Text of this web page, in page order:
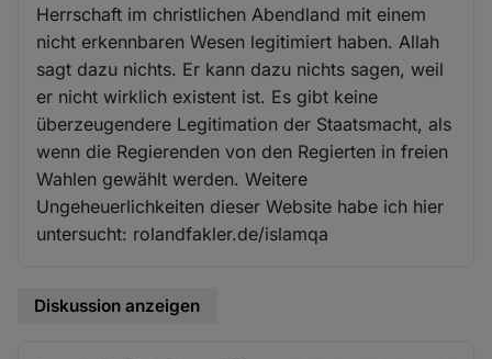
Herrschaft im christlichen Abendland mit einem
nicht erkennbaren Wesen legitimiert haben. Allah
sagt dazu nichts. Er kann dazu nichts sagen, weil
er nicht wirklich existent ist. Es gibt keine
überzeugendere Legitimation der Staatsmacht, als
wenn die Regierenden von den Regierten in freien
Wahlen gewählt werden. Weitere
Ungeheuerlichkeiten dieser Website habe ich hier
untersucht: rolandfakler.de/islamqa
Diskussion anzeigen